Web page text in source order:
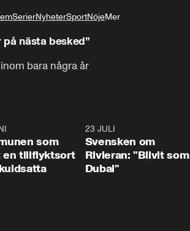
SerierNyheterSportNöjeMer
nästa besked”
bara några år
som
en tillflyktsort
23 JULI
Svensken om
Rivieran: "Blivit som
Dubai"